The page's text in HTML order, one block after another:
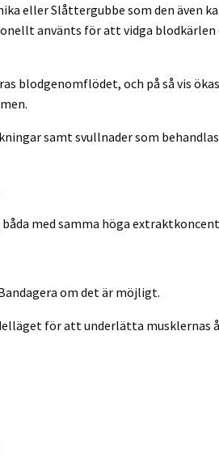
eller Slåttergubbe som den även
använts för att vidga blodkärlen
blodgenomflödet, och på så vis
samt svullnader som
med samma höga
om det är möjligt.
för att underlätta